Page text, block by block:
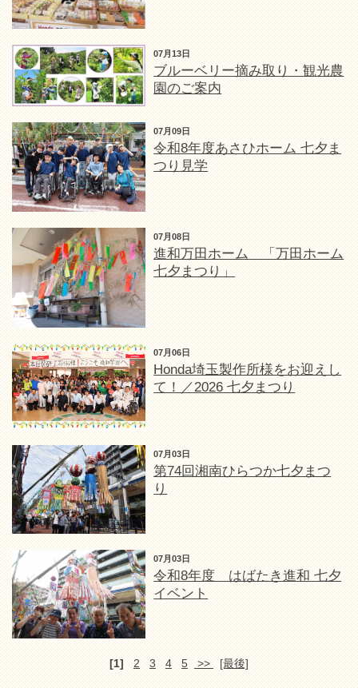
07月13日
ブルーベリー摘み取り・観光農
園のご案内
07月09日
令和8年度あさひホーム 七夕ま
つり見学
07月08日
進和万田ホーム 「万田ホーム
七夕まつり」
07月06日
Honda埼玉製作所様をお迎えし
て！／2026 七夕まつり
07月03日
第74回湘南ひらつか七夕まつ
り
07月03日
令和8年度 はばたき進和 七夕
イベント
[1] 2 3 4 5 >> [最後]